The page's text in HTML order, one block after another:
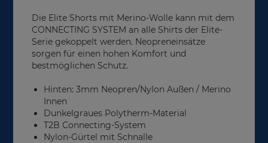
Die Elite Shorts mit Merino-Wolle kann mit dem
CONNECTING SYSTEM an alle Shirts der Elite-
Serie gekoppelt werden. Neopreneinsätze
sorgen für einen hohen Komfort und
bestmöglichen Schutz.
Hinten: 3mm Neopren/Nylon Außen / Merino
Innen
Dunkelgraues Polytherm-Material
T2B Connecting-System
Nylon-Gürtel mit Schnalle